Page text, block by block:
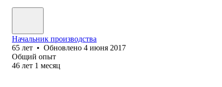
Начальник производства
65 лет • Обновлено 4 июня 2017
Общий опыт
46 лет 1 месяц